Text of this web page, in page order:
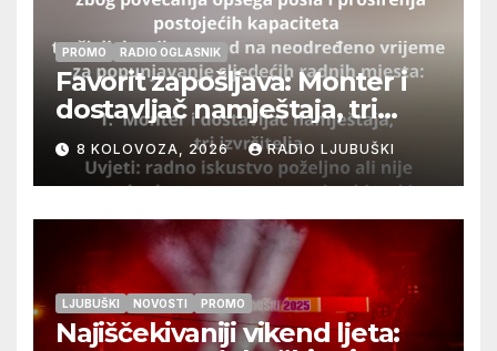
PROMO RADIO OGLASNIK
Favorit zapošljava: Monter i
dostavljač namještaja, tri
izvršitelja
8 KOLOVOZA, 2026 RADIO LJUBUŠKI
LJUBUŠKI NOVOSTI PROMO
Najiščekivaniji vikend ljeta: